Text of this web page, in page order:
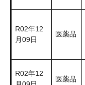
R02年12
月09日
医薬品
R02年12
医薬品